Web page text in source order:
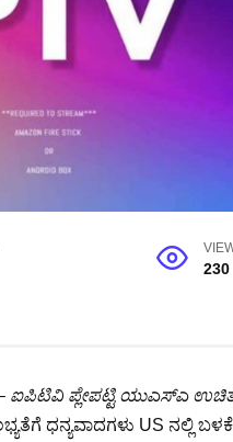
230
– ಐಪಿಟಿವಿ ಪ್ಲೇಪಟ್ಟಿ ಯುಎಸ್ಎ
ಧನ್ಯವಾದಗಳು US ನಲ್ಲಿ